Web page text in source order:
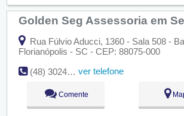
Golden Seg Assessoria em
Rua Fúlvio Aducci, 1360 - Sala 508 -
Florianópolis - SC - CEP: 88075-000
(48) 3024-1900
ver telefone
Comente